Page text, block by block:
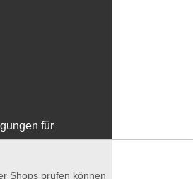
für
Shops prüfen können